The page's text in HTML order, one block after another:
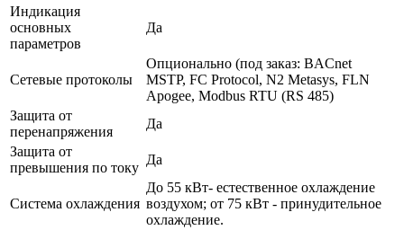
Индикация
основных
параметров
Да
Сетевые протоколы
Опционально (под заказ: BACnet
MSTP, FC Protocol, N2 Metasys, FLN
Apogee, Modbus RTU (RS 485)
Защита от
перенапряжения
Да
Защита от
превышения по току
Да
Система охлаждения
До 55 кВт- естественное охлаждение
воздухом; от 75 кВт - принудительное
охлаждение.